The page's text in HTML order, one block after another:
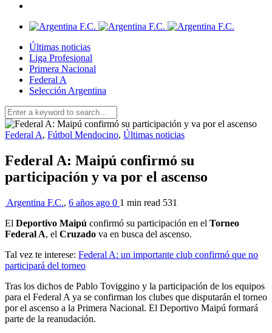
Últimas noticias
Liga Profesional
Primera Nacional
Federal A
Selección Argentina
Federal A, Fútbol Mendocino, Últimas noticias
Federal A: Maipú confirmó su
participación y va por el ascenso
Argentina F.C., 6 años ago 0 1 min read 531
El Deportivo Maipú confirmó su participación en el Torneo
Federal A, el Cruzado va en busca del ascenso.
Tal vez te interese: Federal A: un importante club confirmó que no
participará del torneo
Tras los dichos de Pablo Toviggino y la participación de los equipos
para el Federal A ya se confirman los clubes que disputarán el torneo
por el ascenso a la Primera Nacional. El Deportivo Maipú formará
parte de la reanudación.